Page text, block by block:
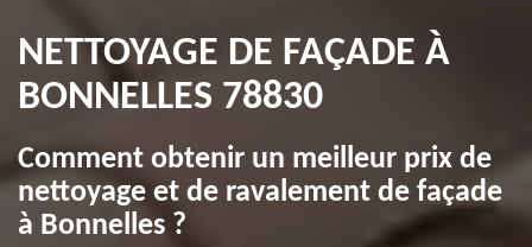
NETTOYAGE DE FAÇADE À
BONNELLES 78830
Comment obtenir un meilleur prix de
nettoyage et de ravalement de façade
à Bonnelles ?